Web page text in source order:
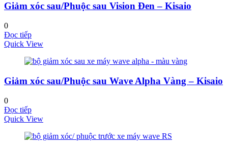
Giảm xóc sau/Phuộc sau Vision Đen – Kisaio
0
Đọc tiếp
Quick View
Giảm xóc sau/Phuộc sau Wave Alpha Vàng – Kisaio
0
Đọc tiếp
Quick View